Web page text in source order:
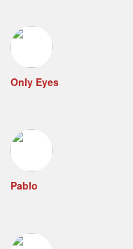
Only Eyes
Pablo